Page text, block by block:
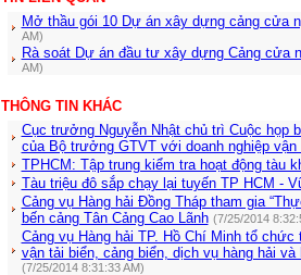
Mở thầu gói 10 Dự án xây dựng cảng cửa
AM)
Rà soát Dự án đầu tư xây dựng Cảng cửa
AM)
THÔNG TIN KHÁC
Cục trưởng Nguyễn Nhật chủ trì Cuộc họp
của Bộ trưởng GTVT với doanh nghiệp vận
TPHCM: Tập trung kiểm tra hoạt động tàu
Tàu triệu đô sắp chạy lại tuyến TP HCM -
Cảng vụ Hàng hải Đồng Tháp tham gia
bến cảng Tân Cảng Cao Lãnh (7/25/2014
Cảng vụ Hàng hải TP. Hồ Chí Minh tổ
vận tải biển, cảng biển, dịch vụ hàng hải
(7/25/2014 8:31:33 AM)